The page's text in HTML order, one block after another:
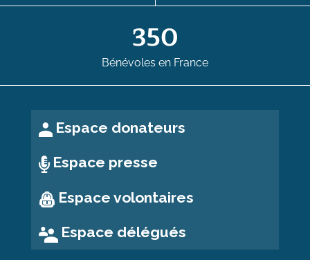
350
Bénévoles en France
Espace donateurs
Espace presse
Espace volontaires
Espace délégués